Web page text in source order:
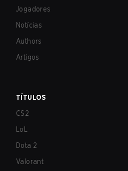
Jogadores
Notícias
Authors
Artigos
TÍTULOS
CS2
LoL
Dota 2
Valorant